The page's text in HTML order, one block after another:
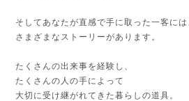
そしてあなたが直感で手に取った一客には
さまざまなストーリーがあります。
たくさんの出来事を経験し、
たくさんの人の手によって
大切に受け継がれてきた暮らしの道具。